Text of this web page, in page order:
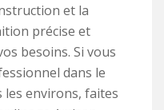
et la
précise et
besoins. Si vous
dans le
les environs, faites